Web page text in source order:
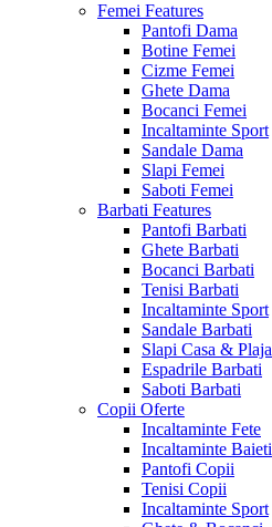
Femei Features
Pantofi Dama
Botine Femei
Cizme Femei
Ghete Dama
Bocanci Femei
Incaltaminte Sport
Sandale Dama
Slapi Femei
Saboti Femei
Barbati Features
Pantofi Barbati
Ghete Barbati
Bocanci Barbati
Tenisi Barbati
Incaltaminte Sport
Sandale Barbati
Slapi Casa & Plaja
Espadrile Barbati
Saboti Barbati
Copii Oferte
Incaltaminte Fete
Incaltaminte Baieti
Pantofi Copii
Tenisi Copii
Incaltaminte Sport